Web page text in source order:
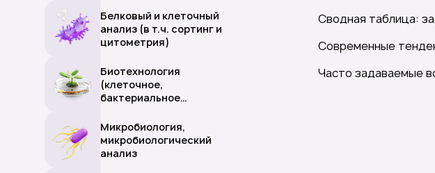
промышленности
Белковый и клеточный
анализ (в т.ч. сортинг и
цитометрия)
Биотехнология
(клеточное,
бактериальное
Микробиология,
микробиологический
анализ
Сводная таблица:
Современные
Часто задаваемые